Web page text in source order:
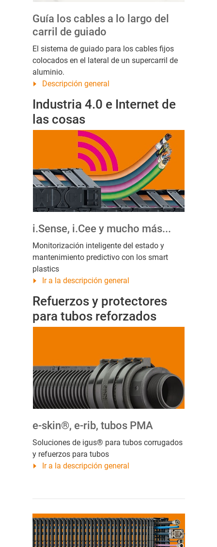
Guía los cables a lo largo del
carril de guiado
El sistema de guiado para los cables fijos
colocados en el lateral de un supercarril de
aluminio.
Descripción general
Industria 4.0 e Internet de
las cosas
i.Sense, i.Cee y mucho más...
Monitorización inteligente del estado y
mantenimiento predictivo con los smart
plastics
Ir a la descripción general
Refuerzos y protectores
para tubos reforzados
e-skin®, e-rib, tubos PMA
Soluciones de igus® para tubos corrugados
y refuerzos para tubos
Ir a la descripción general